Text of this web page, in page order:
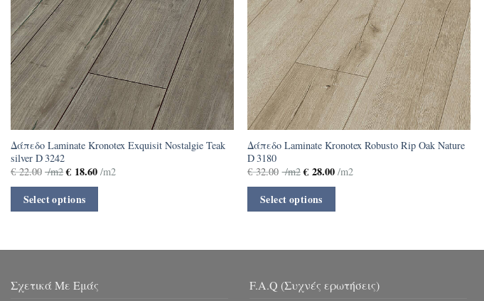
Δάπεδο Laminate Kronotex Exquisit Nostalgie Teak
silver D 3242
€22.00 /m2 € 18.60 /m2
Select options
Δάπεδο Laminate Kronotex Robusto Rip Oak Nature
D 3180
€32.00 /m2 €28.00/m2
Select options
Σχετικά Με Εμάς F.A.Q (Συχνές ερωτήσεις)